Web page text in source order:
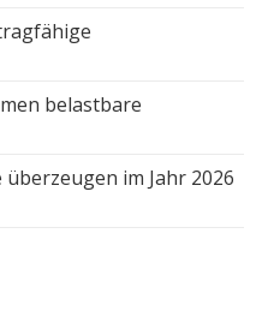
belastbare
im Jahr 2026